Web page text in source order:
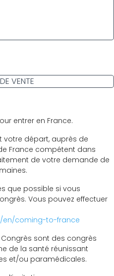
VENTE
entrer en France.
votre départ, auprès de
France compétent dans
de votre demande de
que possible si vous
Vous pouvez effectuer
en/coming-to-france
sont des congrès
de la santé réunissant
et/ou paramédicales.